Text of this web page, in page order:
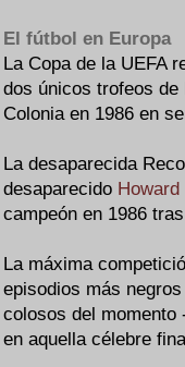
El fútbol en Europa
La Copa de la UEFA
dos únicos trofeos de
Colonia en 1986 en
La desaparecida
desaparecido Howard
campeón en 1986
La máxima
episodios más
colosos del momento
en aquella célebre